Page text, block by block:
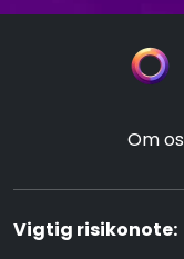
Om os
Vigtig risikonote: